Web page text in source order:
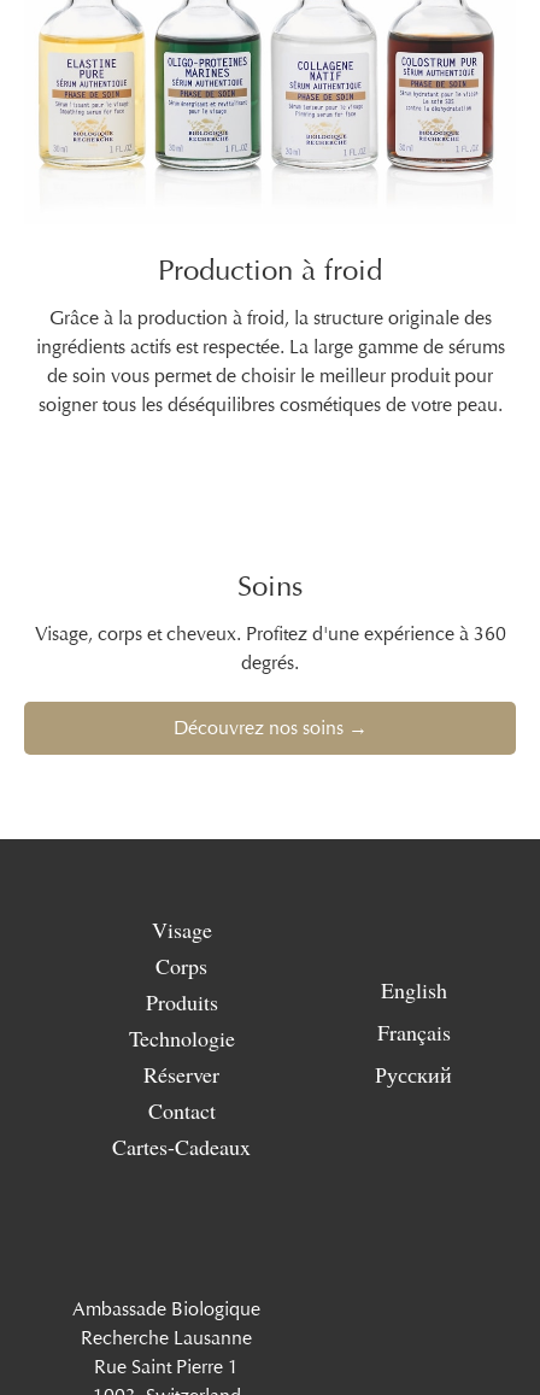
Production à froid
Grâce à la production à froid, la structure originale des
ingrédients actifs est respectée. La large gamme de sérums
de soin vous permet de choisir le meilleur produit pour
soigner tous les déséquilibres cosmétiques de votre peau.
Soins
Visage, corps et cheveux. Profitez d'une expérience à 360
degrés.
Découvrez nos soins →
Visage
Corps
Produits
Technologie
Réserver
Contact
Cartes-Cadeaux
English
Français
Русский
Ambassade Biologique
Recherche Lausanne
Rue Saint Pierre 1